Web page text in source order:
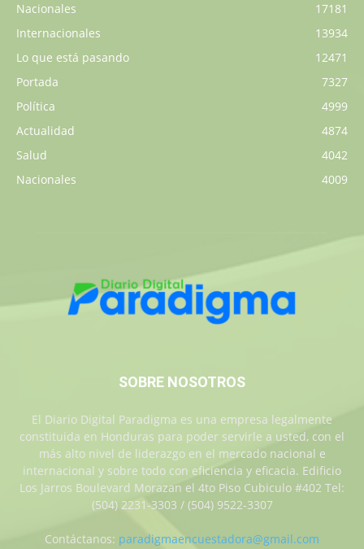
Nacionales
17181
Internacionales
13934
Lo que está pasando
12471
Portada
7327
Política
4999
Actualidad
4874
Salud
4042
Nacionales
4009
SOBRE NOSOTROS
El Diario Digital Paradigma es una empresa legalmente
constituida en Honduras para poder servirle a usted, con el
más alto nivel de liderazgo en el mercado nacional e
internacional y sobre todo con eficiencia y eficacia. Edificio
Los Jarros Boulevard Morazan el 4to Piso Cubiculo #402 Tel:
(504) 2231-3303 / (504) 9522-3307
Contáctanos: paradigmaencuestadora@gmail.com